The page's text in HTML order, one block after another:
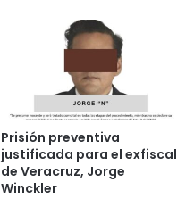
Prisión preventiva
justificada para el exfiscal
de Veracruz, Jorge
Winckler